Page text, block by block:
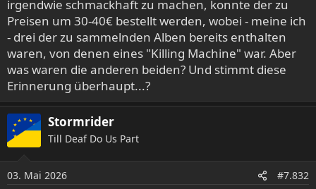
irgendwie schmackhaft zu machen, konnte der zu
Preisen um 30-40€ bestellt werden, wobei - meine ich
- drei der zu sammelnden Alben bereits enthalten
waren, von denen eines "Killing Machine" war. Aber
was waren die anderen beiden? Und stimmt diese
Erinnerung überhaupt...?
Stormrider
Till Deaf Do Us Part
03. Mai 2026 #7.832